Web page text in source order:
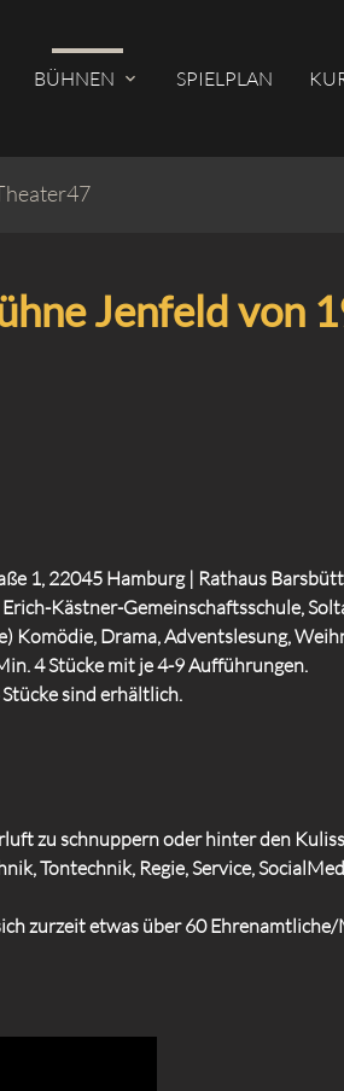
BÜHNEN SPIELPLAN
Jenfeld von
1, 22045 Hamburg | Rathaus
Kästner-Gemeinschaftsschule,
Komödie, Drama, Adventslesung,
4 Stücke mit je 4-9 Aufführungen.
sind erhältlich.
zu schnuppern oder hinter den
Tontechnik, Regie, Service,
zurzeit etwas über 60